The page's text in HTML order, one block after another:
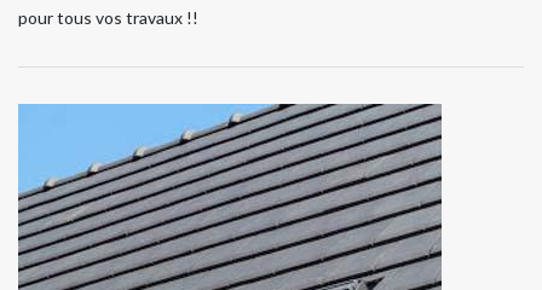
pour tous vos travaux !!